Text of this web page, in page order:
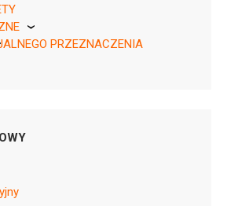
Rp ¦ 2169
Rpw ¦ Skasowane ¦ 15411
PRZEZNACZENIA